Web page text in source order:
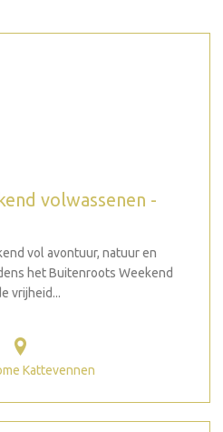
volwassenen -
vol avontuur, natuur en
het Buitenroots Weekend
vrijheid...
Kattevennen